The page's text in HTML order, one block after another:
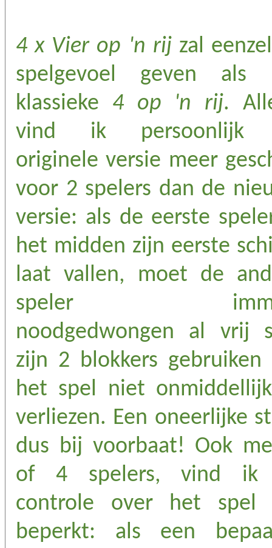
4 x Vier op 'n rijzal
spelgevoel geven als
klassieke 4 op 'n rij.
vind ik persoonlijk
originele versie meer
voor 2 spelers dan de
versie: als de eerste
het midden zijn eerste
laat vallen, moet de
speler
noodgedwongen al vrij
zijn 2 blokkers gebruiken
het spel niet
verliezen. Een oneerlijke
dus bij voorbaat! Ook
of 4 spelers, vind ik
controle over het spel
beperkt: als een